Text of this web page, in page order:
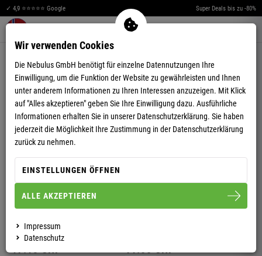
✓ 4,9 ⭐⭐⭐⭐⭐ Google Super Deals bis zu -80%
Warenkorb aufklappen
T-SHIRTS
HERREN
T-SHIRT POWERS
11.00 CHF 21.11 CHF
HERREN
T-SHIRT BOA
T-SHIRT AHOI
Wir verwenden Cookies
Die Nebulus GmbH benötigt für einzelne Datennutzungen Ihre
Einwilligung, um die Funktion der Website zu gewährleisten und Ihnen
unter anderem Informationen zu Ihren Interessen anzuzeigen. Mit Klick
auf "Alles akzeptieren" geben Sie Ihre Einwilligung dazu. Ausführliche
Informationen erhalten Sie in unserer Datenschutzerklärung. Sie haben
jederzeit die Möglichkeit Ihre Zustimmung in der Datenschutzerklärung
zurück zu nehmen.
EINSTELLUNGEN ÖFFNEN
ALLE AKZEPTIEREN
Impressum
Datenschutz